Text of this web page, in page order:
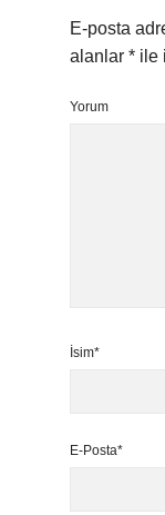
E-posta
alanlar * ile
Yorum
İsim*
E-Posta*